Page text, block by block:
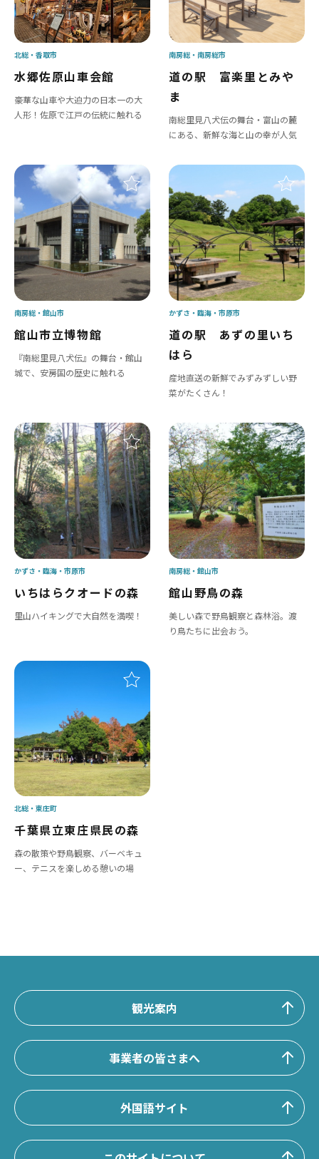
水郷佐原山車会館
豪華な山車や大迫力の日本一の大
人形！佐原で江戸の伝統に触れる
北総 香取市
道の駅 富楽里とみや
ま
南総里見八犬伝の舞台・富山の麓
にある、新鮮な海と山の幸が人気
南房総 南房総市
館山市立博物館
『南総里見八犬伝』の舞台・館山
城で、安房国の歴史に触れる
南房総 館山市
道の駅 あずの里いち
はら
産地直送の新鮮でみずみずしい野
菜がたくさん！
かずさ・臨海 市原市
いちはらクオードの森
里山ハイキングで大自然を満喫！
かずさ・臨海 市原市
館山野鳥の森
美しい森で野鳥観察と森林浴。渡
り鳥たちに出会おう。
南房総 館山市
千葉県立東庄県民の森
森の散策や野鳥観察、バーベキュ
ー、テニスを楽しめる憩いの場
北総 東庄町
観光案内
事業者の皆さまへ
外国語サイト